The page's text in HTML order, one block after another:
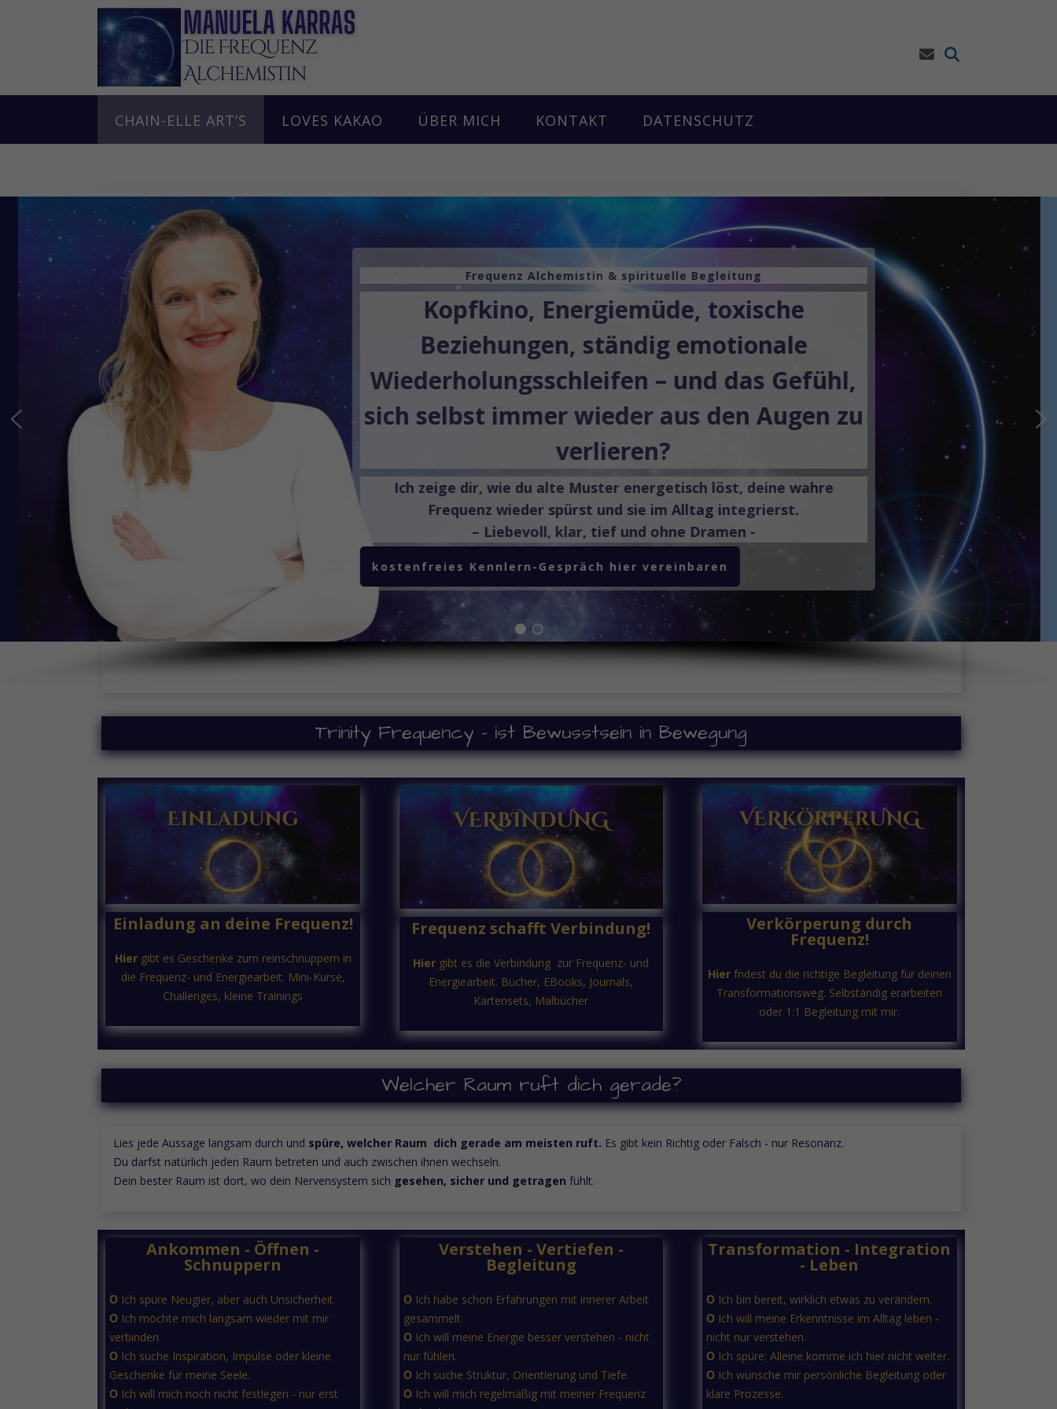
CHAIN-ELLE ART’S LOVES KAKAO ÜBER MICH KONTAKT DATENSCHUTZ
Frequenz Alchemistin & spirituelle Begleitung
Kopfkino, Energiemüde, toxische
Beziehungen, ständig emotionale
Wiederholungsschleifen – und das Gefühl,
sich selbst immer wieder aus den Augen zu
verlieren?
Ich zeige dir, wie du alte Muster energetisch löst, deine wahre
Frequenz wieder spürst und sie im Alltag integrierst.
– Liebevoll, klar, tief und ohne Dramen -
kostenfreies Kennlern-Gespräch hier vereinbaren
Trinity Frequency – ist Bewusstsein in Bewegung
Einladung an deine Frequenz!
Hiergibt es Geschenke zum reinschnuppern in
die Frequenz- und Energiearbeit. Mini-Kurse,
Challenges, kleine Trainings
Frequenz schafft Verbindung!
Hier gibt es die Verbindung zur Frequenz- und
Energiearbeit. Bücher, EBooks, Journals,
Kartensets, Malbücher
Verkörperung durch
Frequenz!
Hierfndest du die richtige Begleitung für deinen
Transformationsweg. Selbständig erarbeiten
oder 1:1 Begleitung mit mir.
Welcher Raum ruft dich gerade?
Lies jede Aussage langsam durch und spüre, welcher Raum dich gerade am meisten ruft. Es gibt kein Richtig oder Falsch - nur Resonanz.
Du darfst natürlich jeden Raum betreten und auch zwischen ihnen wechseln.
Dein bester Raum ist dort, wo dein Nervensystem sich gesehen, sicher und getragen fühlt.
Ankommen - Öffnen -
Schnuppern
Ο Ich spüre Neugier, aber auch Unsicherheit.
Ο Ich möchte mich langsam wieder mit mir
verbinden.
Ο Ich suche Inspiration, Impulse oder kleine
Geschenke für meine Seele.
Ο Ich will mich noch nicht festlegen - nur erst
Verstehen - Vertiefen -
Begleitung
Ο Ich habe schon Erfahrungen mit innerer Arbeit
gesammelt.
Ο Ich will meine Energie besser verstehen - nicht
nur fühlen.
Ο Ich suche Struktur, Orientierung und Tiefe.
Ο Ich will mich regelmäßig mit meiner Frequenz
Transformation - Integration
- Leben
ΟIch bin bereit, wirklich etwas zu verändern.
ΟIch will meine Erkenntnisse im Alltag leben -
nicht nur verstehen.
ΟIch spüre: Alleine komme ich hier nicht weiter.
ΟIch wünsche mir persönliche Begleitung oder
klare Prozesse.